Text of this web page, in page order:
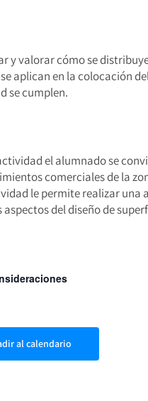
y valorar cómo se
aplican en la colocación
se cumplen.
el alumnado se
comerciales de la
le permite realizar una
aspectos del diseño de
al calendario